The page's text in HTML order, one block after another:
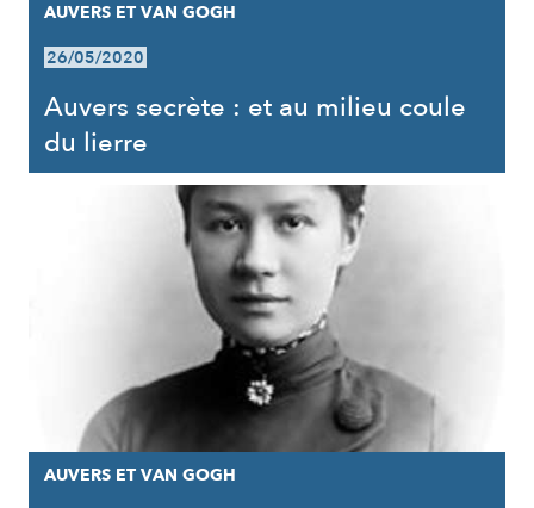
AUVERS ET VAN GOGH
26/05/2020
Auvers secrète : et au milieu coule
du lierre
AUVERS ET VAN GOGH